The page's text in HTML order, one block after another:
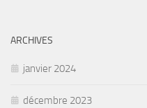
ARCHIVES
janvier 2024
décembre 2023